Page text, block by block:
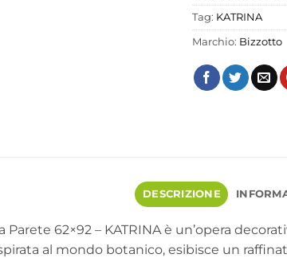
Tag: KATRINA
Marchio: Bizzotto
DESCRIZIONE
62×92 – KATRINA è un’opera
al mondo botanico, esibisce un